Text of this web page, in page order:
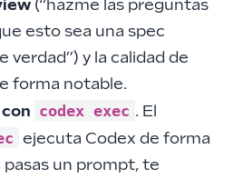
(“hazme las preguntas
esto sea una spec
verdad”) y la calidad de
forma notable.
codex exec . El
ejecuta Codex de forma
un prompt, te